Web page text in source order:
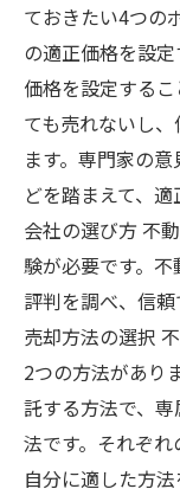
ておきたい4つの
の適正価格を設
価格を設定する
ても売れないし
ます。専門家の
どを踏まえて、
会社の選び方 不
験が必要です。
評判を調べ、信
売却方法の選択
2つの方法があり
託する方法で、
法です。それぞれ
自分に適した方